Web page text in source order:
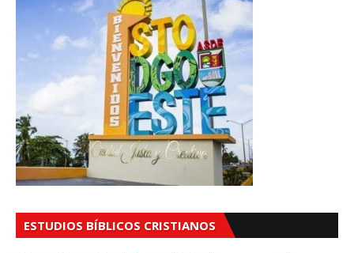
ESTUDIOS BÍBLICOS CRISTIANOS